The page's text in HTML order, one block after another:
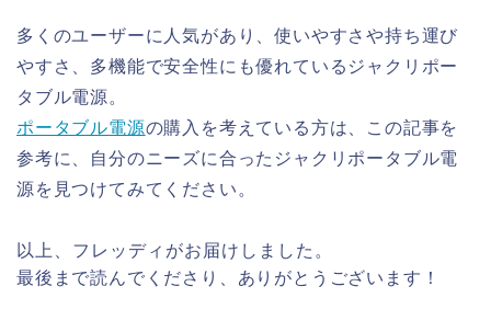
多くのユーザーに人気があり、使いやすさや持ち運び
やすさ、多機能で安全性にも優れているジャクリポー
タブル電源。
ポータブル電源の購入を考えている方は、
この記事を
参考に、自分のニーズに合ったジャクリポータブル電
源を見つけてみてください。
以上、フレッディがお届けしました。
最後まで読んでくださり、ありがとうございます！